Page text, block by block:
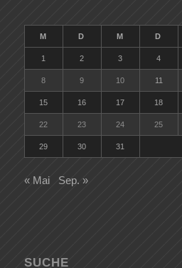
M D M D
1 2 3 4
8 9 10 11
15 16 17 18
22 23 24 25
29 30 31
« Mai Sep. »
SUCHE